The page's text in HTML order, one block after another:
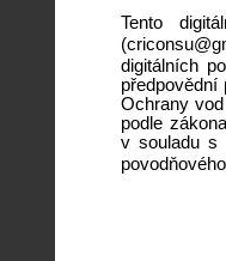
Tento
digitálních
předpovědní
Ochrany
podle
v souladu s